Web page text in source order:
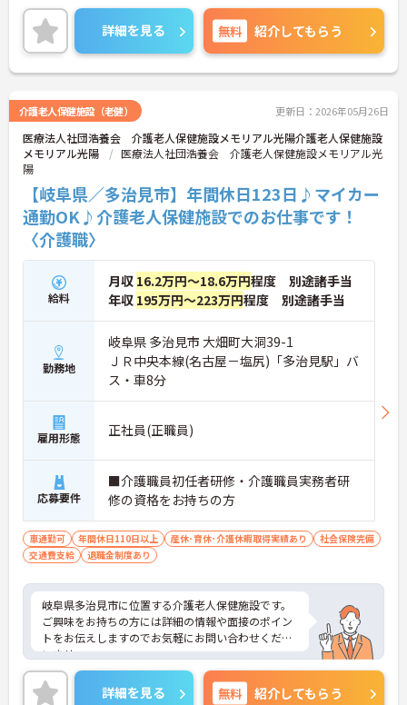
詳細を見る 無料 紹介してもらう
介護老人保健施設（老健） 更新日：2026年05月26日
医療法人社団浩養会 介護老人保健施設メモリアル光陽介護老人保健施設
メモリアル光陽
医療法人社団浩養会 介護老人保健施設メモリアル光
陽
【岐阜県／多治見市】年間休日123日♪マイカー
通勤OK♪介護老人保健施設でのお仕事です！
〈介護職〉
給料
月収 16.2万円～18.6万円程度 別途諸手当
年収 195万円～223万円程度 別途諸手当
勤務地
岐阜県 多治見市 大畑町大洞39-1
ＪＲ中央本線(名古屋－塩尻)「多治見駅」バ
ス・車8分
雇用形態 正社員(正職員)
応募要件
■介護職員初任者研修・介護職員実務者研
修の資格をお持ちの方
車通勤可 年間休日110日以上 産休･育休･介護休暇取得実績あり
社会保険完備
交通費支給
退職金制度あり
岐阜県多治見市に位置する介護老人保健施設です。
ご興味をお持ちの方には詳細の情報や面接のポイン
トをお伝えしますのでお気軽にお問い合わせくださ
いませ。
詳細を見る 無料 紹介してもらう